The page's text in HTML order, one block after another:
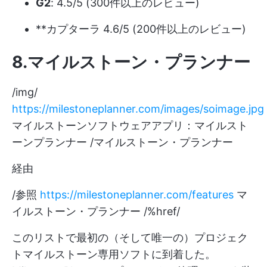
G2: 4.5/5 (300件以上のレビュー)
**カプターラ 4.6/5 (200件以上のレビュー)
8.マイルストーン・プランナー
/img/
https://milestoneplanner.com/images/soimage.jpg
マイルストーンソフトウェアアプリ：マイルスト
ーンプランナー /マイルストーン・プランナー
経由
/参照 https://milestoneplanner.com/features マ
イルストーン・プランナー /%href/
このリストで最初の（そして唯一の）プロジェク
トマイルストーン専用ソフトに到着した。